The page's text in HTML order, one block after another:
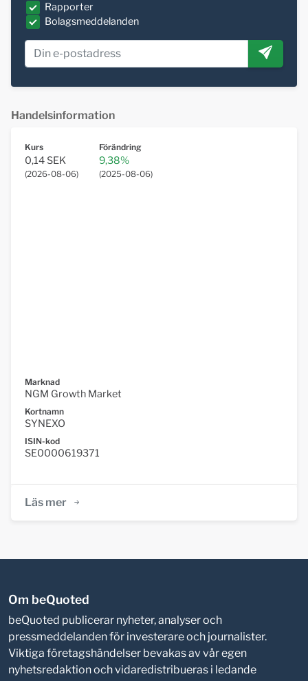
Rapporter
Bolagsmeddelanden
Handelsinformation
Kurs
0,14 SEK
(2026-08-06)
Förändring
9,38%
(2025-08-06)
Marknad
NGM Growth Market
Kortnamn
SYNEXO
ISIN-kod
SE0000619371
Läs mer
Om beQuoted
beQuoted publicerar nyheter, analyser och
pressmeddelanden för investerare och journalister.
Viktiga företagshändelser bevakas av vår egen
nyhetsredaktion och vidaredistribueras i ledande